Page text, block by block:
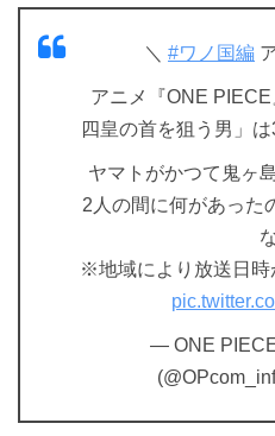
＼ #ワノ国編
アニメ『ONE
四皇の首を狙う男」
ヤマトがかつて鬼ヶ
2人の間に何があっ
※地域により放送日時
— ONE